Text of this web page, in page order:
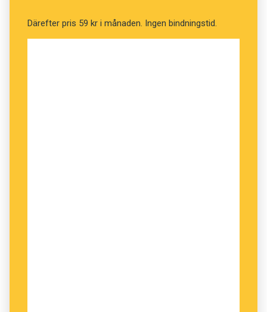
Därefter pris 59 kr i månaden. Ingen bindningstid.